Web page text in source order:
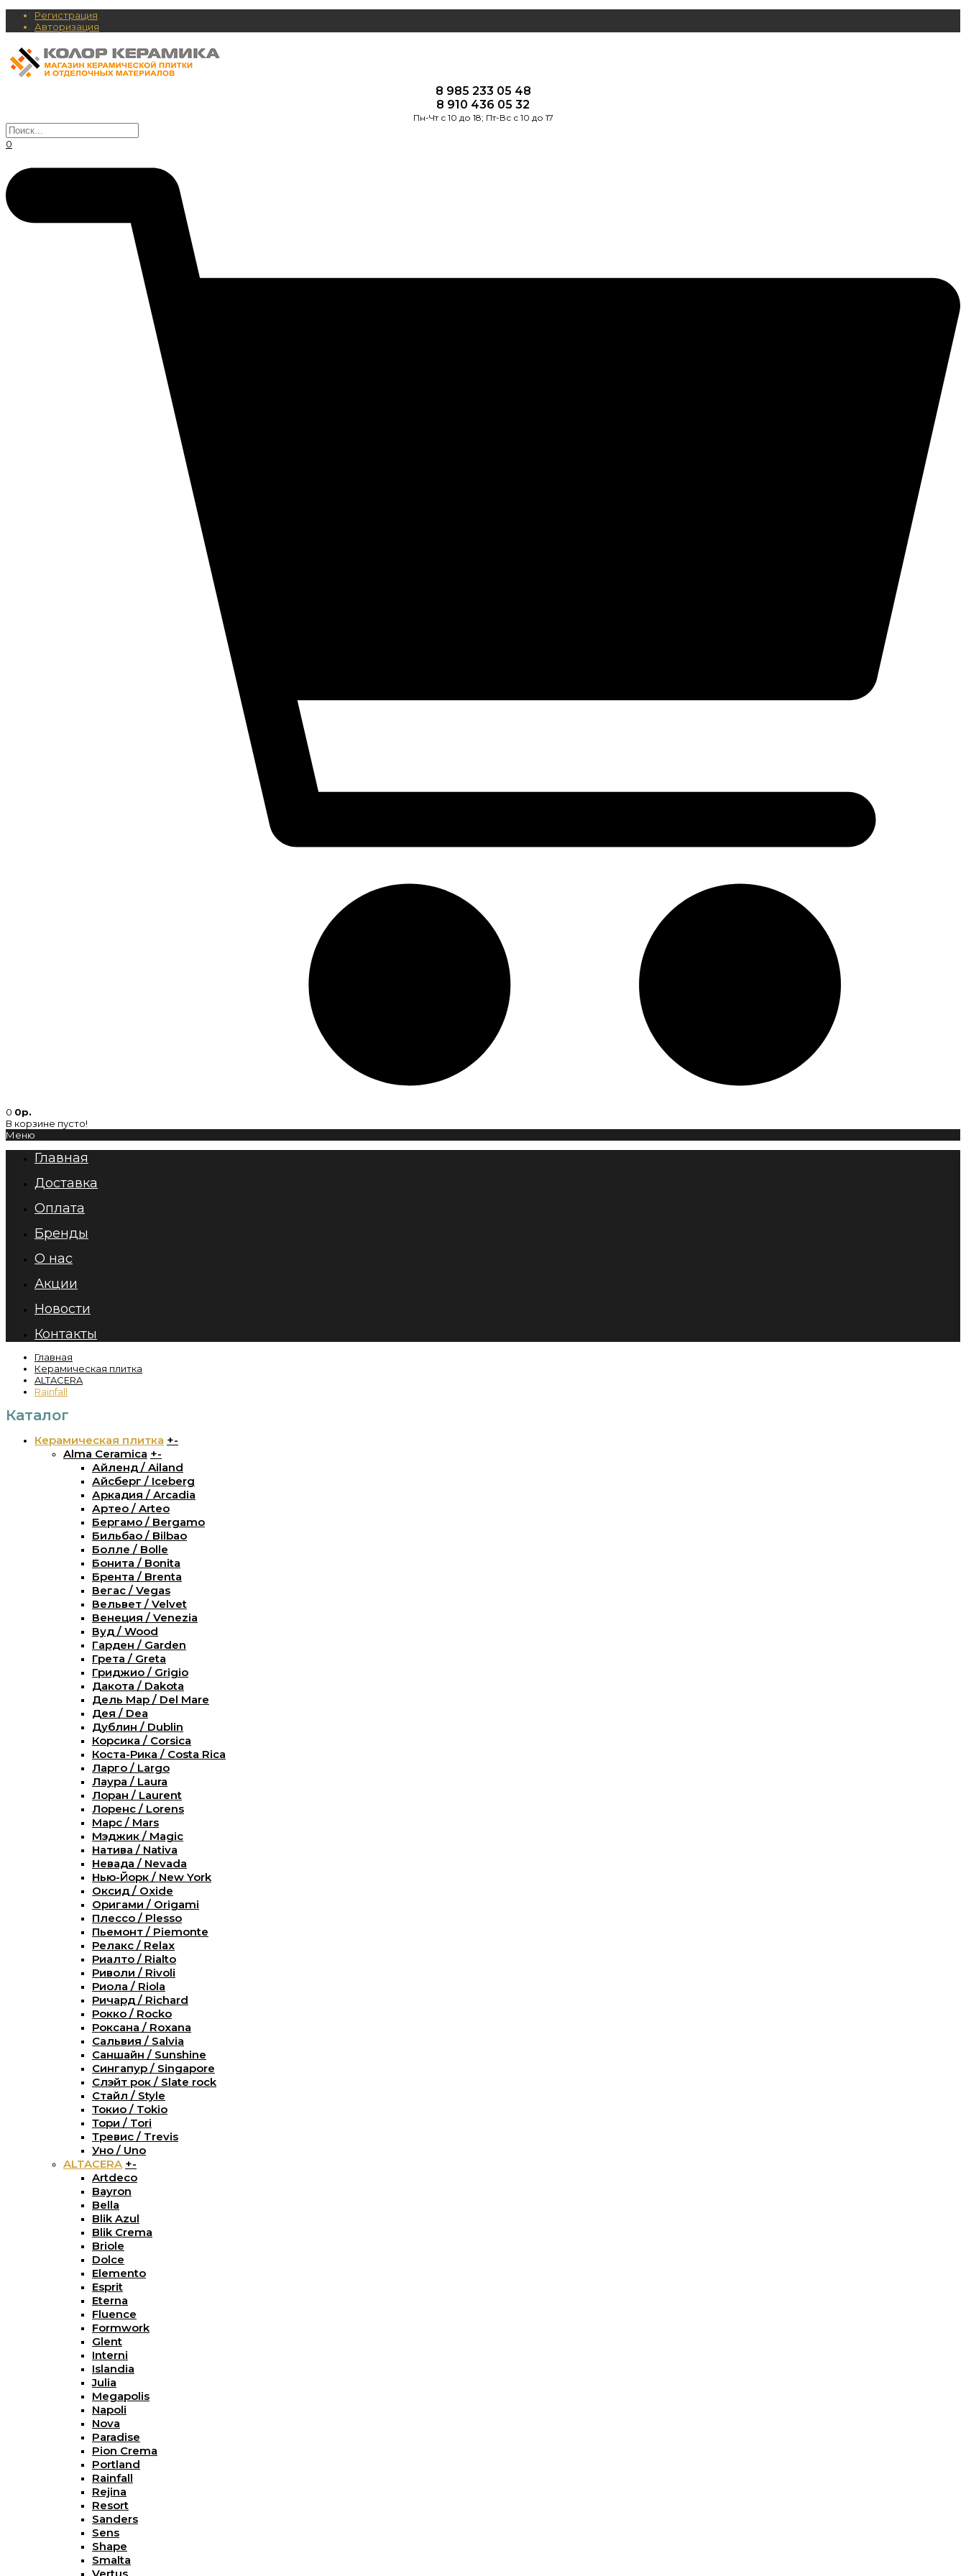
Регистрация
Авторизация
8 985 233 05 48
8 910 436 05 32
Пн-Чт с 10 до 18; Пт-Вс с 10 до 17
0
0 0р.
В корзине пусто!
Меню
Главная
Доставка
Оплата
Бренды
О нас
Акции
Новости
Контакты
Главная
Керамическая плитка
ALTACERA
Rainfall
Каталог
Керамическая плитка +-
Alma Ceramica +-
Айленд / Ailand
Айсберг / Iceberg
Аркадия / Arcadia
Артео / Arteo
Бергамо / Bergamo
Бильбао / Bilbao
Болле / Bolle
Бонита / Bonita
Брента / Brenta
Вегас / Vegas
Вельвет / Velvet
Венеция / Venezia
Вуд / Wood
Гарден / Garden
Грета / Greta
Гриджио / Grigio
Дакота / Dakota
Дель Мар / Del Mare
Дея / Dea
Дублин / Dublin
Корсика / Corsica
Коста-Рика / Costa Rica
Ларго / Largo
Лаура / Laura
Лоран / Laurent
Лоренс / Lorens
Марс / Mars
Мэджик / Magic
Натива / Nativa
Невада / Nevada
Нью-Йорк / New York
Оксид / Oxide
Оригами / Origami
Плессо / Plesso
Пьемонт / Piemonte
Релакс / Relax
Риалто / Rialto
Риволи / Rivoli
Риола / Riola
Ричард / Richard
Рокко / Rocko
Роксана / Roxana
Сальвия / Salvia
Саншайн / Sunshine
Сингапур / Singapore
Слэйт рок / Slate rock
Стайл / Style
Токио / Tokio
Тори / Tori
Тревис / Trevis
Уно / Uno
ALTACERA +-
Artdeco
Bayron
Bella
Blik Azul
Blik Crema
Briole
Dolce
Elemento
Esprit
Eterna
Fluence
Formwork
Glent
Interni
Islandia
Julia
Megapolis
Napoli
Nova
Paradise
Pion Crema
Portland
Rainfall
Rejina
Resort
Sanders
Sens
Shape
Smalta